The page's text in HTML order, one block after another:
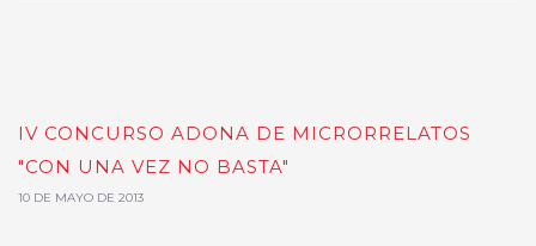
IV CONCURSO ADONA DE MICRORRELATOS
"CON UNA VEZ NO BASTA"
10 DE MAYO DE 2013